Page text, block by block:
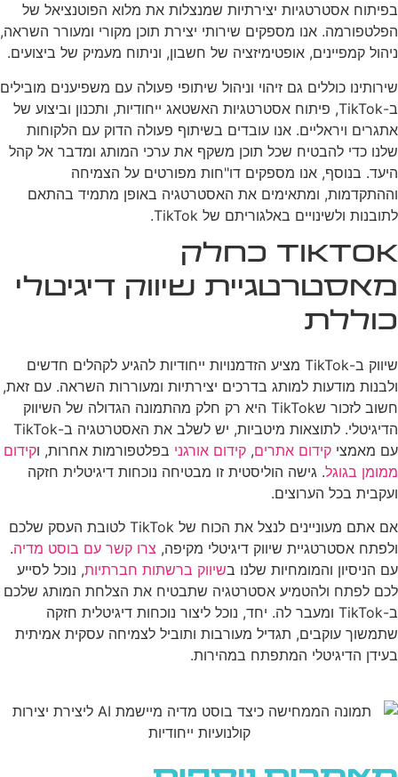
בפיתוח אסטרטגיות יצירתיות שמנצלות את מלוא הפוטנציאל של
הפלטפורמה. אנו מספקים שירותי יצירת תוכן מקורי ומעורר השראה,
ניהול קמפיינים, אופטימיזציה של חשבון, וניתוח מעמיק של ביצועים.
שירותינו כוללים גם זיהוי וניהול שיתופי פעולה עם משפיענים מובילים
ב-TikTok, פיתוח אסטרטגיות האשטאג ייחודיות, ותכנון וביצוע של
אתגרים ויראליים. אנו עובדים בשיתוף פעולה הדוק עם הלקוחות
שלנו כדי להבטיח שכל תוכן משקף את ערכי המותג ומדבר אל קהל
היעד. בנוסף, אנו מספקים דו"חות מפורטים על הצמיחה
וההתקדמות, ומתאימים את האסטרטגיה באופן מתמיד בהתאם
לתובנות ולשינויים באלגוריתם של TikTok.
TikTok כחלק
מאסטרטגיית שיווק דיגיטלי
כוללת
שיווק ב-TikTok מציע הזדמנויות ייחודיות להגיע לקהלים חדשים
ולבנות מודעות למותג בדרכים יצירתיות ומעוררות השראה. עם זאת,
חשוב לזכור שTikTok היא רק חלק מהתמונה הגדולה של השיווק
הדיגיטלי. לתוצאות מיטביות, יש לשלב את האסטרטגיה ב-TikTok
עם מאמצי קידום אתרים, קידום אורגני בפלטפורמות אחרות, וקידום
ממומן בגוגל. גישה הוליסטית זו מבטיחה נוכחות דיגיטלית חזקה
ועקבית בכל הערוצים.
אם אתם מעוניינים לנצל את הכוח של TikTok לטובת העסק שלכם
ולפתח אסטרטגיית שיווק דיגיטלי מקיפה, צרו קשר עם בוסט מדיה.
עם הניסיון והמומחיות שלנו בשיווק ברשתות חברתיות, נוכל לסייע
לכם לפתח ולהטמיע אסטרטגיה שתבטיח את הצלחת המותג שלכם
ב-TikTok ומעבר לה. יחד, נוכל ליצור נוכחות דיגיטלית חזקה
שתמשוך עוקבים, תגדיל מעורבות ותוביל לצמיחה עסקית אמיתית
בעידן הדיגיטלי המתפתח במהירות.